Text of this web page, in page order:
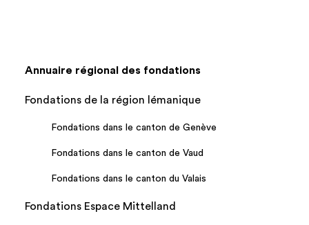
Annuaire régional des fondations
Fondations de la région lémanique
Fondations dans le canton de Genève
Fondations dans le canton de Vaud
Fondations dans le canton du Valais
Fondations Espace Mittelland